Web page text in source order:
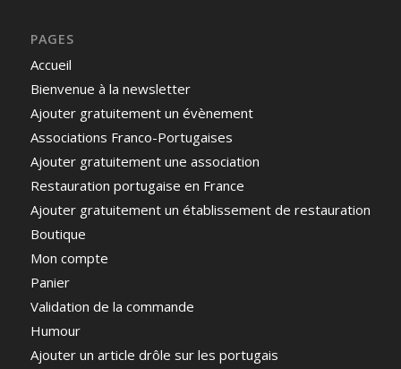
PAGES
Accueil
Bienvenue à la newsletter
Ajouter gratuitement un évènement
Associations Franco-Portugaises
Ajouter gratuitement une association
Restauration portugaise en France
Ajouter gratuitement un établissement de restauration
Boutique
Mon compte
Panier
Validation de la commande
Humour
Ajouter un article drôle sur les portugais